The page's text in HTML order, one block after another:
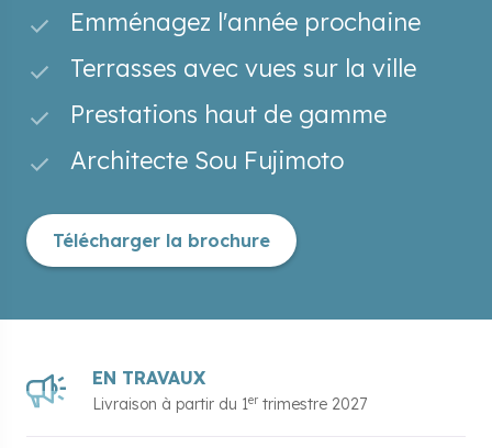
Emménagez l'année prochaine
Terrasses avec vues sur la ville
Prestations haut de gamme
Architecte Sou Fujimoto
Télécharger la brochure
EN TRAVAUX
Livraison à partir du 1er trimestre 2027